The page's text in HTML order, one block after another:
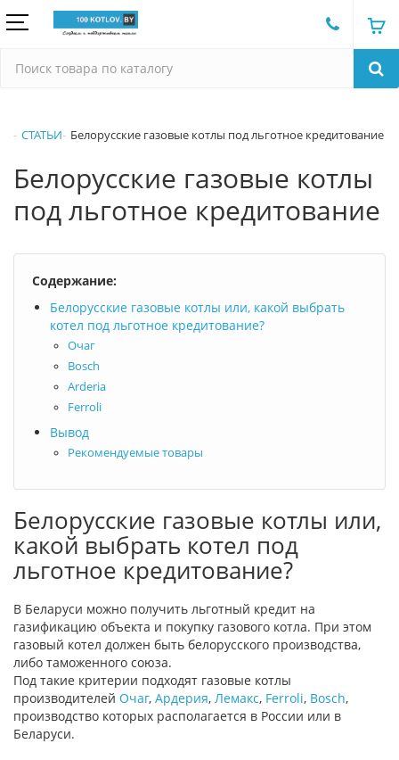
СТАТЬИ Белорусские газовые котлы под льготное кредитование
Белорусские газовые котлы
под льготное кредитование
Содержание:
Белорусские газовые котлы или, какой выбрать
котел под льготное кредитование?
Очаг
Bosch
Arderia
Ferroli
Вывод
Рекомендуемые товары
Белорусские газовые котлы или,
какой выбрать котел под
льготное кредитование?
В Беларуси можно получить льготный кредит на
газификацию объекта и покупку газового котла. При этом
газовый котел должен быть белорусского производства,
либо таможенного союза.
Под такие критерии подходят газовые котлы
производителей Очаг, Ардерия, Лемакс, Ferroli, Bosch,
производство которых располагается в России или в
Беларуси.